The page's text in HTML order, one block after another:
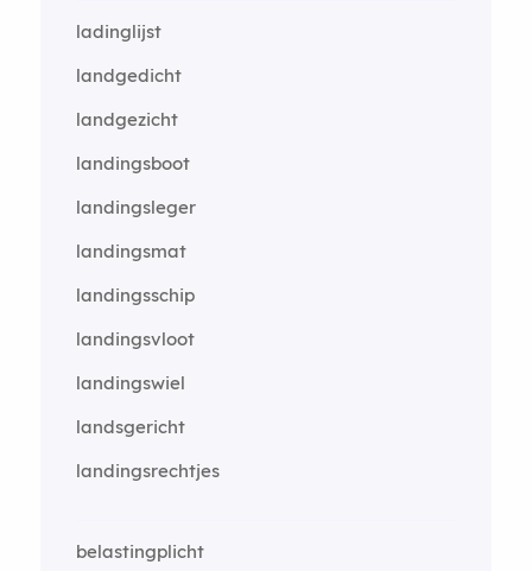
ladinglijst
landgedicht
landgezicht
landingsboot
landingsleger
landingsmat
landingsschip
landingsvloot
landingswiel
landsgericht
landingsrechtjes
belastingplicht